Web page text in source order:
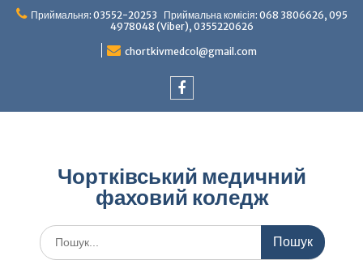
ПерейтиПриймальня: 03552-20253 Приймальна комісія: 068 3806626, 095
4978048 (Viber), 0355220626
chortkivmedcol@gmail.com
Чортківський медичний
фаховий коледж
Шукати: